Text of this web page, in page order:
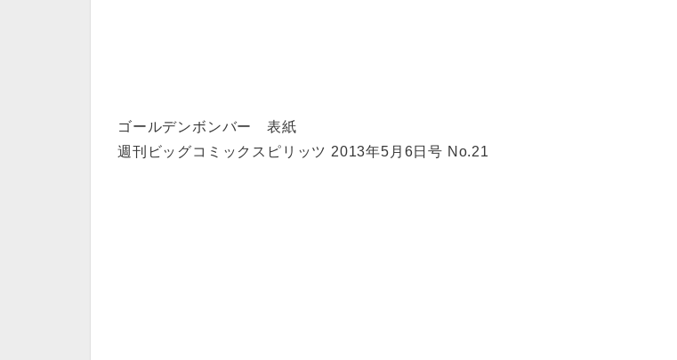
ゴールデンボンバー 表紙
週刊ビッグコミックスピリッツ 2013年5月6日号 No.21